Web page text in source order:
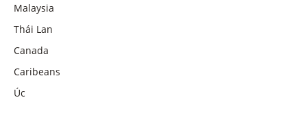
Malaysia
Thái Lan
Canada
Caribeans
Úc